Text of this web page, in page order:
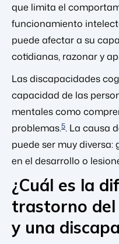
que limita el
funcionamiento
puede afectar a su
cotidianas, razonar y
Las discapacidades
capacidad de las
mentales como
problemas.5. La causa
puede ser muy diversa:
en el desarrollo o
¿Cuál es la
trastorno
y una